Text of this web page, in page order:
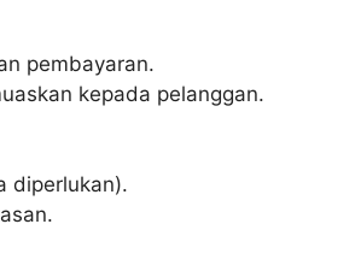
pembayaran.
kepada pelanggan.
diperlukan).